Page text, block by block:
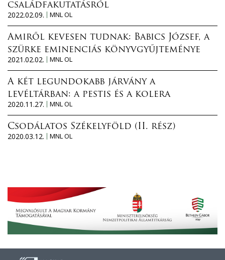
családfakutatásról
2022.02.09.
MNL OL
Amiről kevesen tudnak: Babics József, a
szürke eminenciás könyvgyűjteménye
2021.02.02.
MNL OL
A két legundokabb járvány a
levéltárban: a pestis és a kolera
2020.11.27.
MNL OL
Csodálatos Székelyföld (II. rész)
2020.03.12.
MNL OL